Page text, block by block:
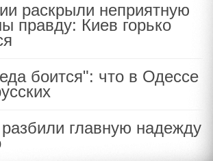
раскрыли неприятную
правду: Киев горько
боится": что в Одессе
главную надежду